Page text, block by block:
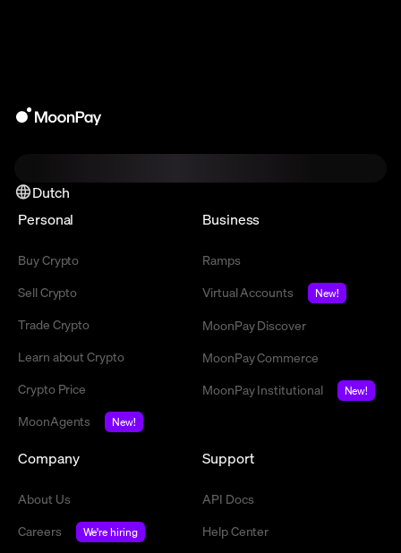
Dutch
Personal
Buy Crypto
Sell Crypto
Trade Crypto
Learn about Crypto
Crypto Price
MoonAgents
New!
Business
Ramps
Virtual Accounts
New!
MoonPay Discover
MoonPay Commerce
MoonPay Institutional
New!
Company
About Us
Careers
We're hiring
Support
API Docs
Help Center